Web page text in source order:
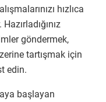
hızlıca
göndermek,
tartışmak için
edin.
başlayan